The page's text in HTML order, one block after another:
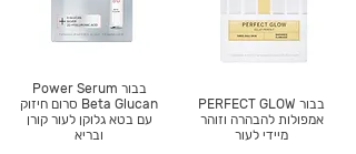
בבור Power Serum
Beta Glucan סרום חיזוק
עם בטא גלוקן לעור קורן
ובריא
בבור PERFECT GLOW
אמפולות להבהרה וזוהר
מיידי לעור